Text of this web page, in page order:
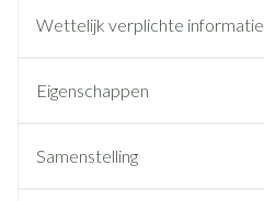
Wettelijk verplichte informatie
Eigenschappen
Samenstelling